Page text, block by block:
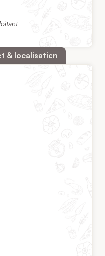
& localisation